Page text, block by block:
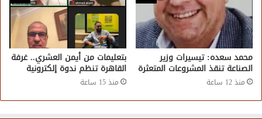
محمد سعده: تيسيرات وزير
الصناعة تنقذ المشروعات المتعثرة
منذ 12 ساعة
بتعليمات من أيمن العشري.. غرفة
القاهرة تنظم ندوة إلكترونية
منذ 15 ساعة